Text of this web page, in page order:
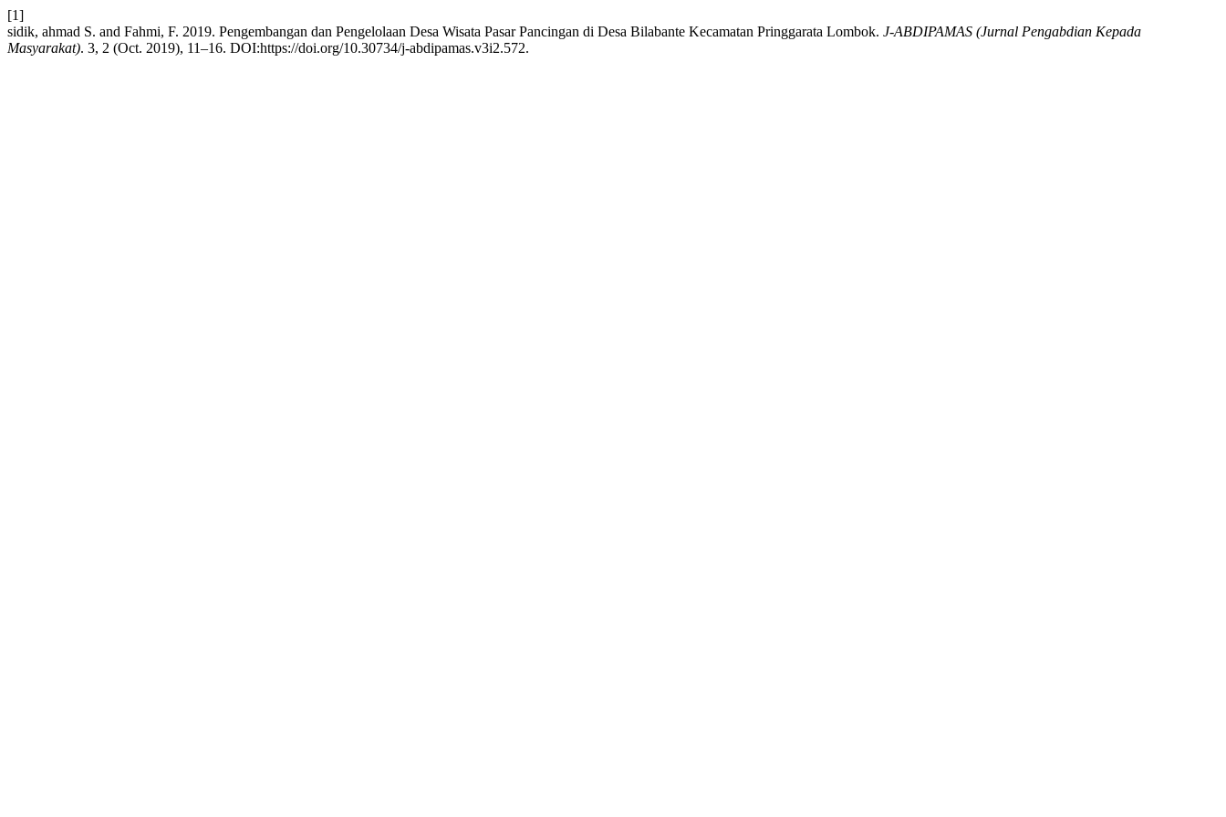
[1]
sidik, ahmad S. and Fahmi, F. 2019. Pengembangan dan Pengelolaan Desa Wisata Pasar Pancingan di Desa Bilabante Kecamatan Pringgarata Lombok. J-ABDIPAMAS (Jurnal Pengabdian Kepada
Masyarakat). 3, 2 (Oct. 2019), 11–16. DOI:https://doi.org/10.30734/j-abdipamas.v3i2.572.